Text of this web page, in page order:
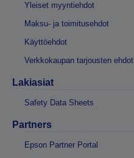
Yleiset myyntiehdot
Maksu- ja toimitusehdot
Käyttöehdot
Verkkokaupan tarjousten ehdot
Lakiasiat
Safety Data Sheets
Partners
Epson Partner Portal